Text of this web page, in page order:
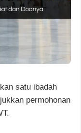
satu ibadah
permohonan